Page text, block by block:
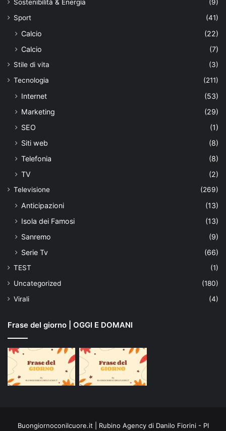
Sostenibilità & Energia
(9)
Sport
(41)
Calcio
(22)
Calcio
(7)
Stile di vita
(3)
Tecnologia
(211)
Internet
(53)
Marketing
(29)
SEO
(1)
Siti web
(8)
Telefonia
(8)
TV
(2)
Televisione (269)
Anticipazioni
(13)
Isola dei Famosi
(13)
Sanremo
(9)
Serie Tv
(66)
TEST
(1)
Uncategorized
(180)
Virali
(4)
Frase del giorno | OGGI E DOMANI
Buongiornoconilcuore.it | Rubino Agency di Danilo Fiorini - PI